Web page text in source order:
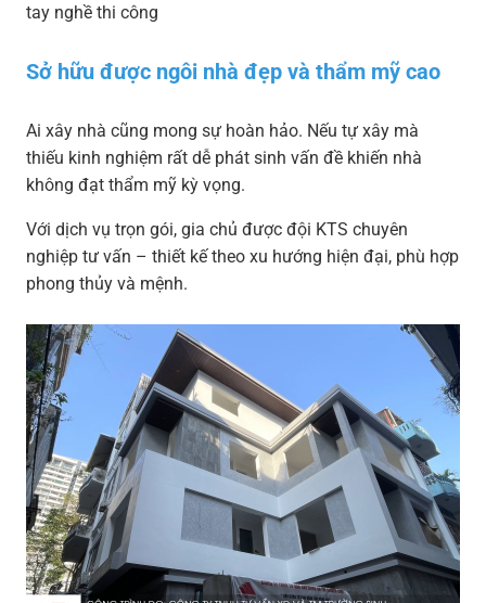
tay nghề thi công
Sở hữu được ngôi nhà đẹp và thẩm mỹ cao
Ai xây nhà cũng mong sự hoàn hảo. Nếu tự xây mà
thiếu kinh nghiệm rất dễ phát sinh vấn đề khiến nhà
không đạt thẩm mỹ kỳ vọng.
Với dịch vụ trọn gói, gia chủ được đội KTS chuyên
nghiệp tư vấn – thiết kế theo xu hướng hiện đại, phù hợp
phong thủy và mệnh.